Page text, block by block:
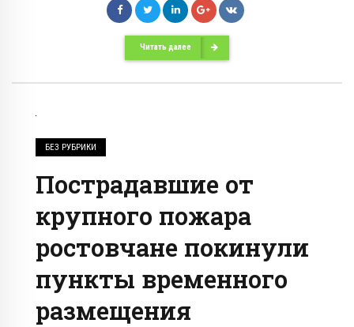
Читать далее
БЕЗ РУБРИКИ
Пострадавшие от
крупного пожара
ростовчане покинули
пункты временного
размещения